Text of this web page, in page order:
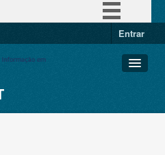
Entrar